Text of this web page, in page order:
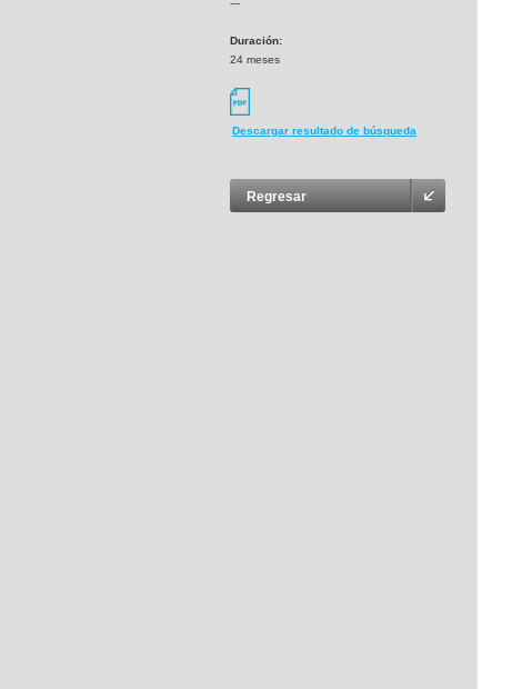
---
Duración:
24 meses
Descargar resultado de búsqueda
Regresar